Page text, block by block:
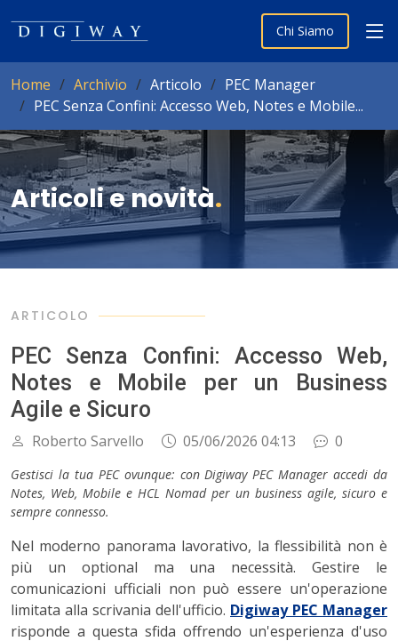
Chi Siamo
Home Archivio Articolo
PEC Manager
PEC Senza Confini: Accesso Web, Notes e Mobile...
Articoli e novità.
ARTICOLO
PEC Senza Confini: Accesso Web,
Notes e Mobile per un Business
Agile e Sicuro
Roberto Sarvello 05/06/2026 04:13 0
Gestisci la tua PEC ovunque: con Digiway PEC Manager accedi da
Notes, Web, Mobile e HCL Nomad per un business agile, sicuro e
sempre connesso.
Nel moderno panorama lavorativo, la flessibilità non è
più un optional ma una necessità. Gestire le
comunicazioni ufficiali non può essere un'operazione
limitata alla scrivania dell'ufficio. Digiway PEC Manager
risponde a questa sfida offrendo un'esperienza d'uso